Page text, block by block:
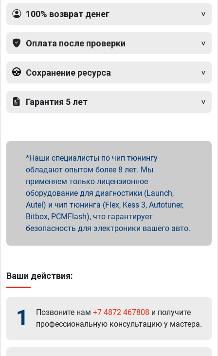
100% возврат денег
Оплата после проверки
Сохранение ресурса
Гарантия 5 лет
Наши специалисты по чип тюнингу
обладают опытом более 8 лет. Мы
применяем только лицензионное
оборудование для диагностики (Launch,
Autel) и чип тюнинга (Flex, Kess 3, Autotuner,
Bitbox, PCMFlash), что гарантирует
безопасность для электроники вашего авто.
Ваши действия:
1 Позвоните нам +7 4872 467808 и получите
профессиональную консультацию у мастера.